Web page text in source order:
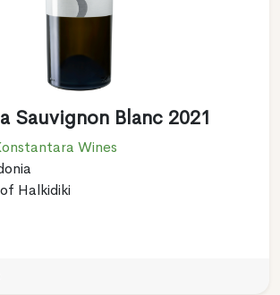
Sauvignon Blanc 2021
Wines
Halkidiki